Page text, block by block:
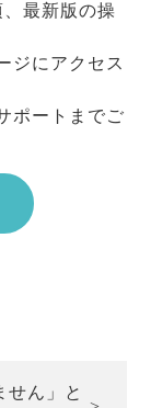
最新版の操
ジにアクセス
ポートまでご
せん」と